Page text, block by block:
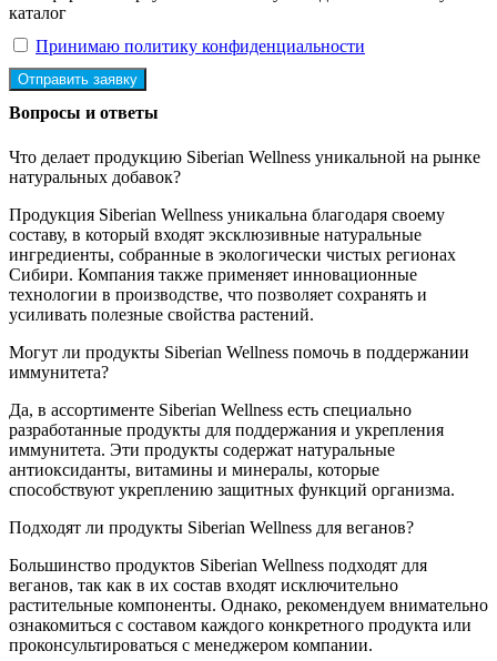
каталог
Принимаю политику конфиденциальности
Отправить заявку
Вопросы и ответы
Что делает продукцию Siberian Wellness уникальной на рынке
натуральных добавок?
Продукция Siberian Wellness уникальна благодаря своему
составу, в который входят эксклюзивные натуральные
ингредиенты, собранные в экологически чистых регионах
Сибири. Компания также применяет инновационные
технологии в производстве, что позволяет сохранять и
усиливать полезные свойства растений.
Могут ли продукты Siberian Wellness помочь в поддержании
иммунитета?
Да, в ассортименте Siberian Wellness есть специально
разработанные продукты для поддержания и укрепления
иммунитета. Эти продукты содержат натуральные
антиоксиданты, витамины и минералы, которые
способствуют укреплению защитных функций организма.
Подходят ли продукты Siberian Wellness для веганов?
Большинство продуктов Siberian Wellness подходят для
веганов, так как в их состав входят исключительно
растительные компоненты. Однако, рекомендуем внимательно
ознакомиться с составом каждого конкретного продукта или
проконсультироваться с менеджером компании.